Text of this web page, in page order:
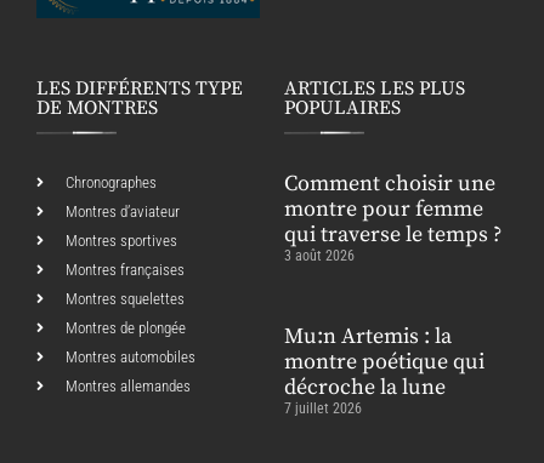
LES DIFFÉRENTS TYPE
DE MONTRES
Chronographes
Montres d’aviateur
Montres sportives
Montres françaises
Montres squelettes
Montres de plongée
Montres automobiles
Montres allemandes
ARTICLES LES PLUS
POPULAIRES
Comment choisir une
montre pour femme
qui traverse le temps ?
3 août 2026
Mu:n Artemis : la
montre poétique qui
décroche la lune
7 juillet 2026